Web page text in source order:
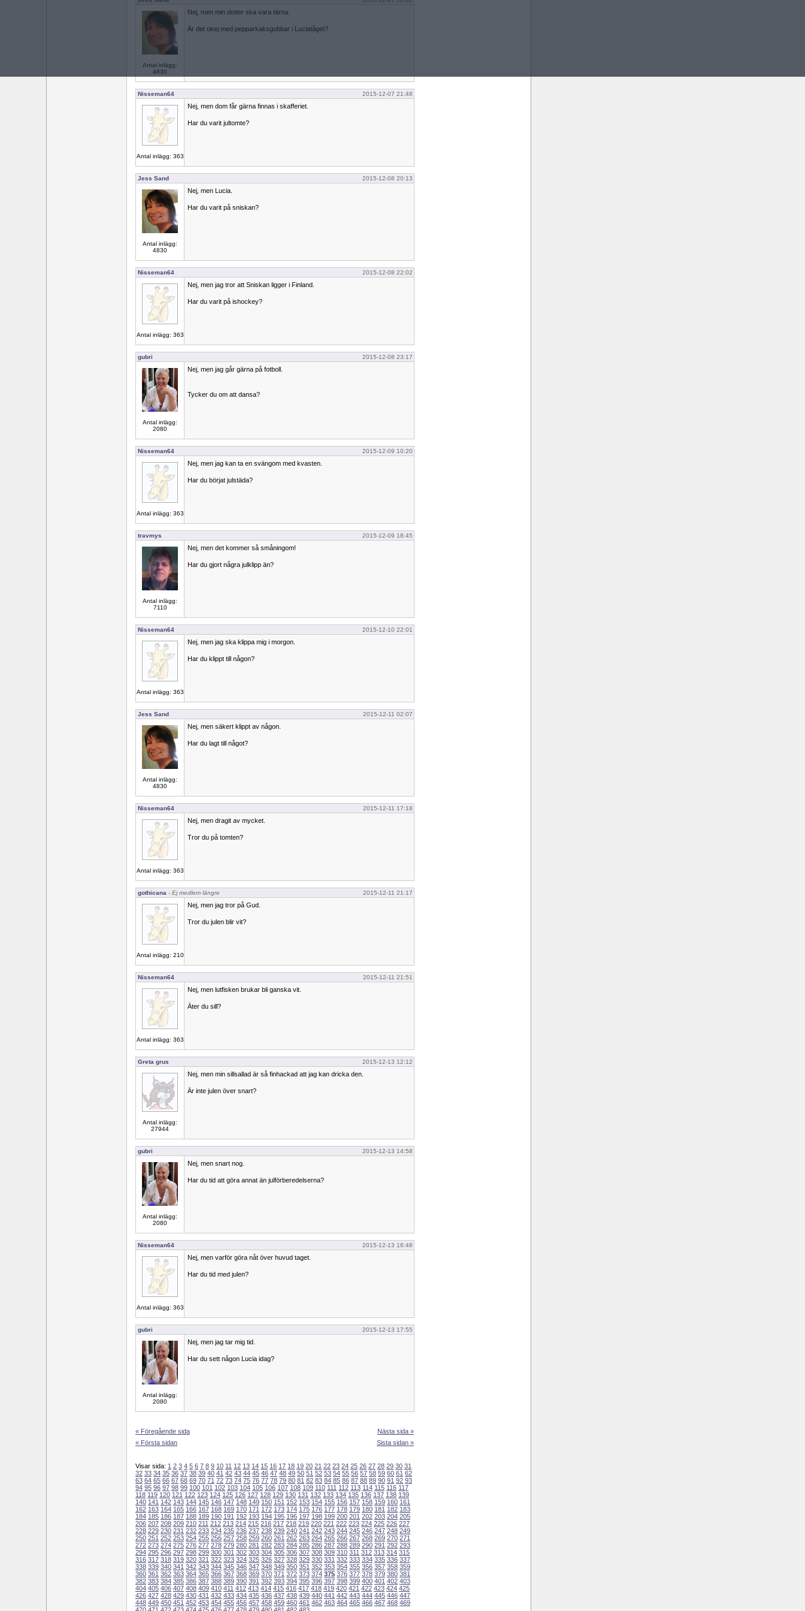
Antal inlägg:
4830
Nej, men min dotter ska vara tärna.
Är det okej med pepparkaksgubbar i Luciatåget?
Nisseman64 2015-12-07 21:48
Antal inlägg: 363
Nej, men dom får gärna finnas i skafferiet.
Har du varit jultomte?
Jess Sand 2015-12-08 20:13
Antal inlägg:
4830
Nej, men Lucia.
Har du varit på sniskan?
Nisseman64 2015-12-08 22:02
Antal inlägg: 363
Nej, men jag tror att Sniskan ligger i Finland.
Har du varit på ishockey?
gubri 2015-12-08 23:17
Antal inlägg:
2080
Nej, men jag går gärna på fotboll.
Tycker du om att dansa?
Nisseman64 2015-12-09 10:20
Antal inlägg: 363
Nej, men jag kan ta en svängom med kvasten.
Har du börjat julstäda?
travmys 2015-12-09 18:45
Antal inlägg:
7110
Nej, men det kommer så småningom!
Har du gjort några julklipp än?
Nisseman64 2015-12-10 22:01
Antal inlägg: 363
Nej, men jag ska klippa mig i morgon.
Har du klippt till någon?
Jess Sand 2015-12-11 02:07
Antal inlägg:
4830
Nej, men säkert klippt av någon.
Har du lagt till något?
Nisseman64 2015-12-11 17:18
Antal inlägg: 363
Nej, men dragit av mycket.
Tror du på tomten?
gothicana - Ej medlem längre 2015-12-11 21:17
Antal inlägg: 210
Nej, men jag tror på Gud.
Tror du julen blir vit?
Nisseman64 2015-12-11 21:51
Antal inlägg: 363
Nej, men lutfisken brukar bli ganska vit.
Äter du sill?
Greta grus 2015-12-13 12:12
Antal inlägg:
27944
Nej, men min sillsallad är så finhackad att jag kan dricka den.
Är inte julen över snart?
gubri 2015-12-13 14:58
Antal inlägg:
2080
Nej, men snart nog.
Har du tid att göra annat än julförberedelserna?
Nisseman64 2015-12-13 16:48
Antal inlägg: 363
Nej, men varför göra nåt över huvud taget.
Har du tid med julen?
gubri 2015-12-13 17:55
Antal inlägg:
2080
Nej, men jag tar mig tid.
Har du sett någon Lucia idag?
« Föregående sida
« Första sidan
Nästa sida »
Sista sidan »
Visar sida: 1 2 3 4 5 6 7 8 9 10 11 12 13 14 15 16 17 18 19 20 21 22 23 24 25 26 27 28 29 30 31
32 33 34 35 36 37 38 39 40 41 42 43 44 45 46 47 48 49 50 51 52 53 54 55 56 57 58 59 60 61 62
63 64 65 66 67 68 69 70 71 72 73 74 75 76 77 78 79 80 81 82 83 84 85 86 87 88 89 90 91 92 93
94 95 96 97 98 99 100 101 102 103 104 105 106 107 108 109 110 111 112 113 114 115 116 117
118 119 120 121 122 123 124 125 126 127 128 129 130 131 132 133 134 135 136 137 138 139
140 141 142 143 144 145 146 147 148 149 150 151 152 153 154 155 156 157 158 159 160 161
162 163 164 165 166 167 168 169 170 171 172 173 174 175 176 177 178 179 180 181 182 183
184 185 186 187 188 189 190 191 192 193 194 195 196 197 198 199 200 201 202 203 204 205
206 207 208 209 210 211 212 213 214 215 216 217 218 219 220 221 222 223 224 225 226 227
228 229 230 231 232 233 234 235 236 237 238 239 240 241 242 243 244 245 246 247 248 249
250 251 252 253 254 255 256 257 258 259 260 261 262 263 264 265 266 267 268 269 270 271
272 273 274 275 276 277 278 279 280 281 282 283 284 285 286 287 288 289 290 291 292 293
294 295 296 297 298 299 300 301 302 303 304 305 306 307 308 309 310 311 312 313 314 315
316 317 318 319 320 321 322 323 324 325 326 327 328 329 330 331 332 333 334 335 336 337
338 339 340 341 342 343 344 345 346 347 348 349 350 351 352 353 354 355 356 357 358 359
360 361 362 363 364 365 366 367 368 369 370 371 372 373 374 375 376 377 378 379 380 381
382 383 384 385 386 387 388 389 390 391 392 393 394 395 396 397 398 399 400 401 402 403
404 405 406 407 408 409 410 411 412 413 414 415 416 417 418 419 420 421 422 423 424 425
426 427 428 429 430 431 432 433 434 435 436 437 438 439 440 441 442 443 444 445 446 447
448 449 450 451 452 453 454 455 456 457 458 459 460 461 462 463 464 465 466 467 468 469